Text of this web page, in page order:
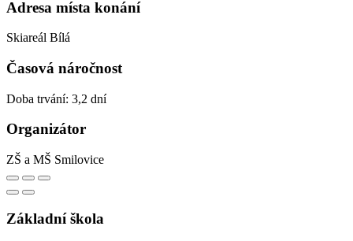
Adresa místa konání
Skiareál Bílá
Časová náročnost
Doba trvání: 3,2 dní
Organizátor
ZŠ a MŠ Smilovice
Základní škola